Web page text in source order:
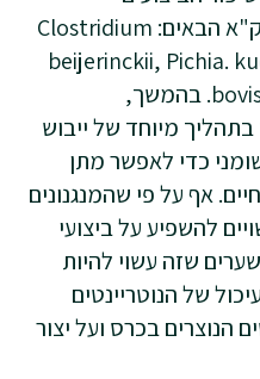
הפרודוקטיביים כללו את המק"א הבאים: Clostridium
beijerinckii, Pichia.
bovis, Butyrivibrio fibrisolvens. בהמשך,
בתהליך מיוחד של ייבוש
כדי לאפשר מתן
אף על פי שהמנגנונים
להשפיע על ביצועי
שזה עשוי להיות
של הנוטריינטים
הנוצרים בכרס ועל יצור